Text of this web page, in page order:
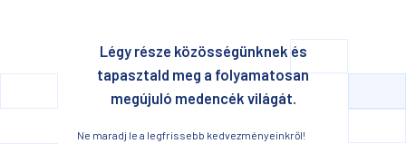
Légy része közösségünknek és
tapasztald meg a folyamatosan
megújuló medencék világát.
Ne maradj le a legfrissebb kedvezményeinkről!